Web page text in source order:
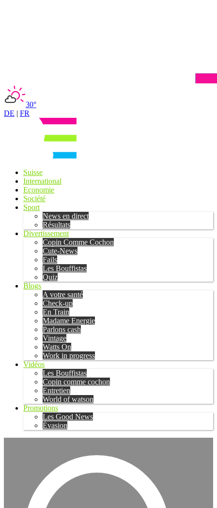
30°
DE | FR
Suisse
International
Economie
Société
Sport
News en direct
Résultats
Divertissement
Copin Comme Cochon
Cute-News
Fails
Les Bouffistas
Quiz
Blogs
A votre santé
Check-up
En Train
Madame Energie
Parlons cash
Vintage
Watts On
Work in progress
Vidéos
Les Bouffistas
Copin comme cochon
Entretien
World of watson
Promotions
Les Good News
Évasion